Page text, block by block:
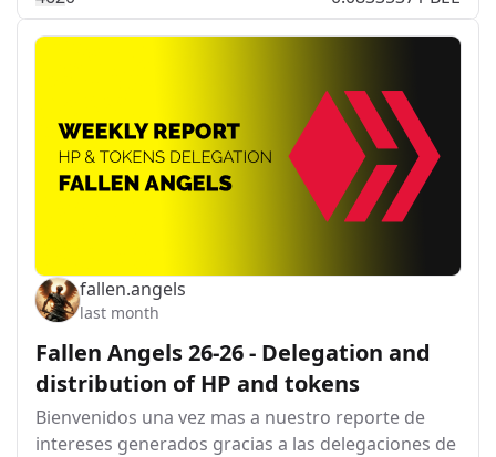
fallen.angels
last month
Fallen Angels 26-26 - Delegation and
distribution of HP and tokens
Bienvenidos una vez mas a nuestro reporte de
intereses generados gracias a las delegaciones de